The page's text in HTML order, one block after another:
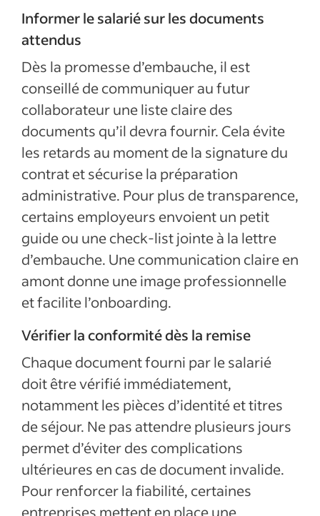
Informer le salarié sur les documents
attendus
Dès la promesse d’embauche, il est
conseillé de communiquer au futur
collaborateur une liste claire des
documents qu’il devra fournir. Cela évite
les retards au moment de la signature du
contrat et sécurise la préparation
administrative. Pour plus de transparence,
certains employeurs envoient un petit
guide ou une check-list jointe à la lettre
d’embauche. Une communication claire en
amont donne une image professionnelle
et facilite l’onboarding.
Vérifier la conformité dès la remise
Chaque document fourni par le salarié
doit être vérifié immédiatement,
notamment les pièces d’identité et titres
de séjour. Ne pas attendre plusieurs jours
permet d’éviter des complications
ultérieures en cas de document invalide.
Pour renforcer la fiabilité, certaines
entreprises mettent en place une